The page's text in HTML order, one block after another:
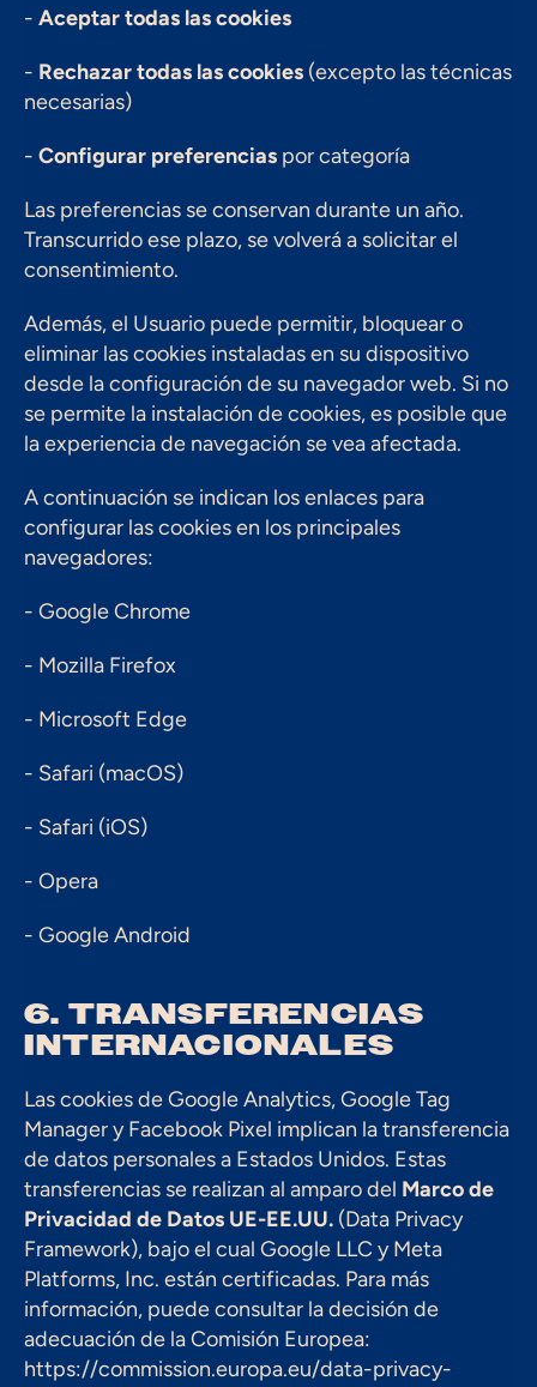
- Aceptar todas las cookies
- Rechazar todas las cookies (excepto las técnicas
necesarias)
- Configurar preferencias por categoría
Las preferencias se conservan durante un año.
Transcurrido ese plazo, se volverá a solicitar el
consentimiento.
Además, el Usuario puede permitir, bloquear o
eliminar las cookies instaladas en su dispositivo
desde la configuración de su navegador web. Si no
se permite la instalación de cookies, es posible que
la experiencia de navegación se vea afectada.
A continuación se indican los enlaces para
configurar las cookies en los principales
navegadores:
- Google Chrome
- Mozilla Firefox
- Microsoft Edge
- Safari (macOS)
- Safari (iOS)
- Opera
- Google Android
6. TRANSFERENCIAS
INTERNACIONALES
Las cookies de Google Analytics, Google Tag
Manager y Facebook Pixel implican la transferencia
de datos personales a Estados Unidos. Estas
transferencias se realizan al amparo del Marco de
Privacidad de Datos UE-EE.UU. (Data Privacy
Framework), bajo el cual Google LLC y Meta
Platforms, Inc. están certificadas. Para más
información, puede consultar la decisión de
adecuación de la Comisión Europea:
https://commission.europa.eu/data-privacy-